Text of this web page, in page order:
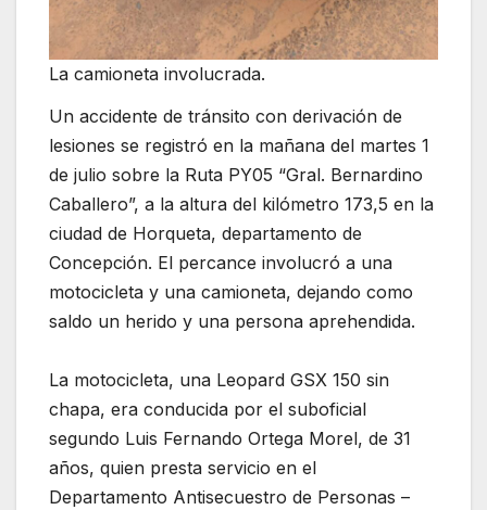
La camioneta involucrada.
Un accidente de tránsito con derivación de
lesiones se registró en la mañana del martes 1
de julio sobre la Ruta PY05 “Gral. Bernardino
Caballero”, a la altura del kilómetro 173,5 en la
ciudad de Horqueta, departamento de
Concepción. El percance involucró a una
motocicleta y una camioneta, dejando como
saldo un herido y una persona aprehendida.
La motocicleta, una Leopard GSX 150 sin
chapa, era conducida por el suboficial
segundo Luis Fernando Ortega Morel, de 31
años, quien presta servicio en el
Departamento Antisecuestro de Personas –